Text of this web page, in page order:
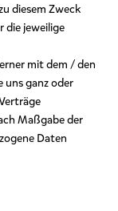
diesem Zweck
die jeweilige
mit dem / den
uns ganz oder
Maßgabe der
Daten